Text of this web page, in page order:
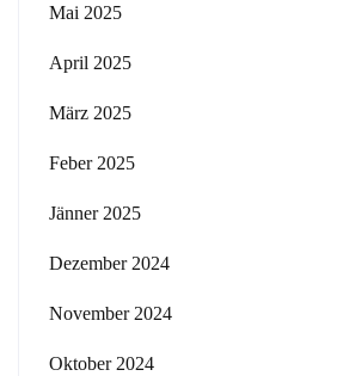
Mai 2025
April 2025
März 2025
Feber 2025
Jänner 2025
Dezember 2024
November 2024
Oktober 2024